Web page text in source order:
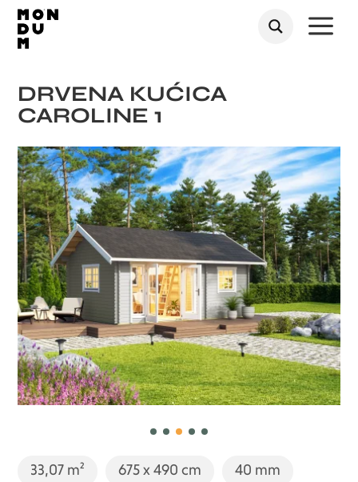
a
DRVENA KUĆICA
CAROLINE 1
33,07 m² 675 x 490 cm 40 mm